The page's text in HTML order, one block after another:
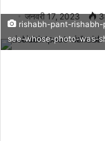
जनवरी 17, 2023
rishabh-pant-
see-whose-photo-was-